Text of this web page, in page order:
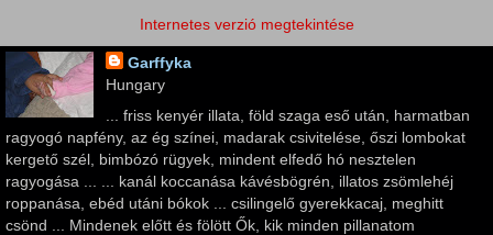
Internetes verzió megtekintése
Garffyka
Hungary
... friss kenyér illata, föld szaga eső után, harmatban
ragyogó napfény, az ég színei, madarak csivitelése, őszi lombokat
kergető szél, bimbózó rügyek, mindent elfedő hó nesztelen
ragyogása ... ... kanál koccanása kávésbögrén, illatos zsömlehéj
roppanása, ebéd utáni bókok ... csilingelő gyerekkacaj, meghitt
csönd ... Mindenek előtt és fölött Ők, kik minden pillanatom